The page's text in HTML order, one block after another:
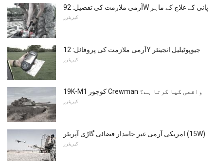
آرمی ملازمت کی تفصیل: 92W پانی کے علاج کے ماہر
کیریئرز
آرمی ملازمت کی پروفائل: 12Y جیوپوٹیلیل انجینئر
کیریئرز
19K-M1 کوچور Crewman واقعی کیا کرتا ہے؟
کیریئرز
امریکی آرمی غیر جانبدار فضائی گاڑی آپریٹر (15W)
کیریئرز